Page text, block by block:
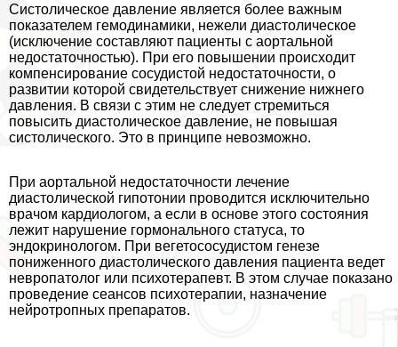
Систолическое давление является более важным
показателем гемодинамики, нежели диастолическое
(исключение составляют пациенты с аортальной
недостаточностью). При его повышении происходит
компенсирование сосудистой недостаточности, о
развитии которой свидетельствует снижение нижнего
давления. В связи с этим не следует стремиться
повысить диастолическое давление, не повышая
систолического. Это в принципе невозможно.
При аортальной недостаточности лечение
диастолической гипотонии проводится исключительно
врачом кардиологом, а если в основе этого состояния
лежит нарушение гормонального статуса, то
эндокринологом. При вегетососудистом генезе
пониженного диастолического давления пациента ведет
невропатолог или психотерапевт. В этом случае показано
проведение сеансов психотерапии, назначение
нейротропных препаратов.